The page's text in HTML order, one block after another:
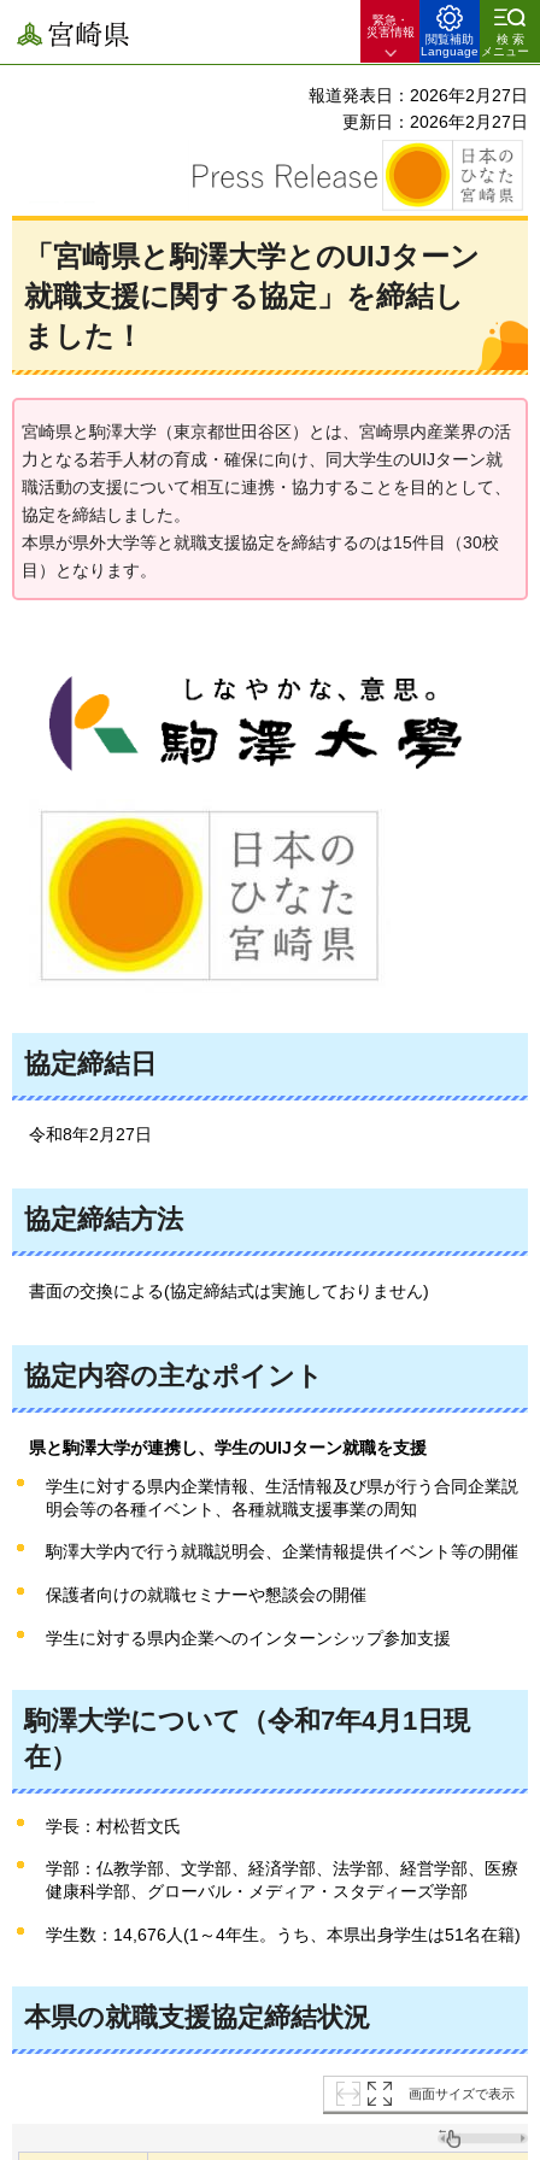
宮崎県
緊急・
災害情報
閲覧補助
Language
検索
メニュー
報道発表日：2026年2月27日
更新日：2026年2月27日
「宮崎県と駒澤大学とのUIJターン
就職支援に関する協定」を締結し
ました！
宮崎県と駒澤大学（東京都世田谷区）とは、宮崎県内産業界の活
力となる若手人材の育成・確保に向け、同大学生のUIJターン就
職活動の支援について相互に連携・協力することを目的として、
協定を締結しました。
本県が県外大学等と就職支援協定を締結するのは15件目（30校
目）となります。
協定締結日
令和8年2月27日
協定締結方法
書面の交換による(協定締結式は実施しておりません)
協定内容の主なポイント
県と駒澤大学が連携し、学生のUIJターン就職を支援
学生に対する県内企業情報、生活情報及び県が行う合同企業説
明会等の各種イベント、各種就職支援事業の周知
駒澤大学内で行う就職説明会、企業情報提供イベント等の開催
保護者向けの就職セミナーや懇談会の開催
学生に対する県内企業へのインターンシップ参加支援
駒澤大学について（令和7年4月1日現
在）
学長：村松哲文氏
学部：仏教学部、文学部、経済学部、法学部、経営学部、医療
健康科学部、グローバル・メディア・スタディーズ学部
学生数：14,676人(1～4年生。うち、本県出身学生は51名在籍)
本県の就職支援協定締結状況
画面サイズで表示